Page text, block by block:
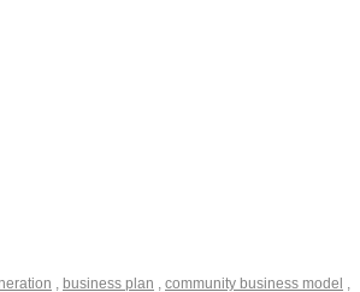
, business plan , community business model ,